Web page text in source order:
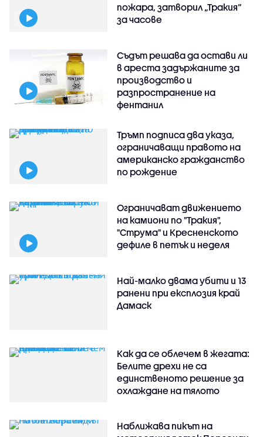
пожара, затворил „Тракия“
за часове
Съдът решава да остави ли
в ареста задържаните за
производство и
разпространение на
фентанил
Тръмп подписа два указа,
ограничаващи правото на
американско гражданство
по рождение
Ограничават движението
на камиони по "Тракия",
"Струма" и Кресненското
дефиле в петък и неделя
Най-малко двама убити и 13
ранени при експлозия край
Дамаск
Как да се облечем в жегата:
Белите дрехи не са
единственото решение за
охлаждане на тялото
Наближава пикът на